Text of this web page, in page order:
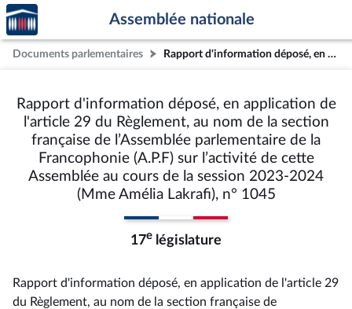
Aller au contenu
Aller en bas de la page
Accèder
à la
page
d'accueil
Assemblée nationale
Documents parlementaires Rapport d'information déposé, en application de l'article 29 du Règlement, au nom de la section française de l’Assemblée parlementaire de la Francophonie (A.P.F) sur l’activité de cette Assemblée au cours de la session 2023-2024 (Mme Amélia Lakrafi), n° 1045
Rapport d'information déposé, en application de
l'article 29 du Règlement, au nom de la section
française de l’Assemblée parlementaire de la
Francophonie (A.P.F) sur l’activité de cette
Assemblée au cours de la session 2023-2024
(Mme Amélia Lakrafi), n° 1045
17e législature
Rapport d'information déposé, en application de l'article 29
du Règlement, au nom de la section française de